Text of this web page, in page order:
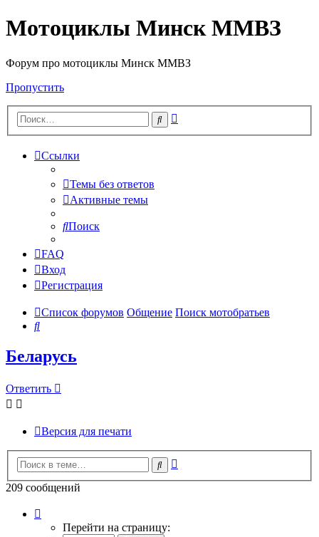
Мотоциклы Минск ММВЗ
Форум про мотоциклы Минск ММВЗ
Пропустить
Поиск
Ссылки
Темы без ответов
Активные темы
Поиск
FAQ
Вход
Регистрация
Список форумов Общение Поиск мотобратьев
Поиск
Беларусь
Ответить
Версия для печати
Поиск
209 сообщений
Перейти на страницу: